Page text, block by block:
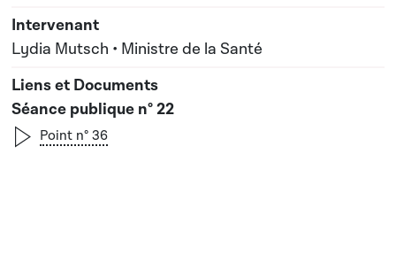
Lydia Mutsch • Ministre de la Santé
Séance publique n° 22
Point n° 36